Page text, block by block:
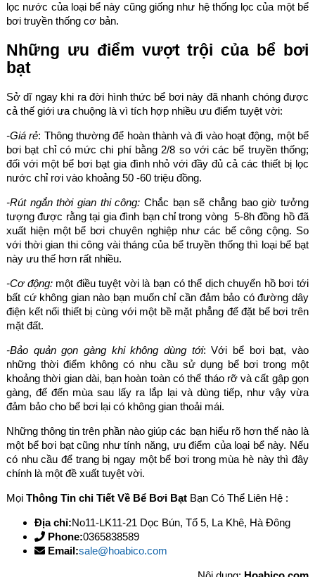
lọc nước của loại bể này cũng giống như hệ thống lọc của một bể
bơi truyền thống cơ bản.
Những ưu điểm vượt trội của bể bơi
bạt
Sở dĩ ngay khi ra đời hình thức bể bơi này đã nhanh chóng được
cả thế giới ưa chuộng là vì tích hợp nhiều ưu điểm tuyệt vời:
-Giá rẻ: Thông thường để hoàn thành và đi vào hoạt động, một bể
bơi bạt chỉ có mức chi phí bằng 2/8 so với các bể truyền thống;
đối với một bể bơi bạt gia đình nhỏ với đầy đủ cả các thiết bị lọc
nước chỉ rơi vào khoảng 50 -60 triệu đồng.
-Rút ngắn thời gian thi công: Chắc bạn sẽ chẳng bao giờ tưởng
tượng được rằng tại gia đình bạn chỉ trong vòng 5-8h đồng hồ đã
xuất hiện một bể bơi chuyên nghiệp như các bể công cộng. So
với thời gian thi công vài tháng của bể truyền thống thì loại bể bạt
này ưu thế hơn rất nhiều.
-Cơ động:một điều tuyệt vời là bạn có thể dịch chuyển hồ bơi tới
bất cứ không gian nào bạn muốn chỉ cần đảm bảo có đường dây
điện kết nối thiết bị cùng với một bề mặt phẳng để đặt bể bơi trên
mặt đất.
-Bảo quản gọn gàng khi không dùng tới: Với bể bơi bạt, vào
những thời điểm không có nhu cầu sử dụng bể bơi trong một
khoảng thời gian dài, bạn hoàn toàn có thể tháo rỡ và cất gập gọn
gàng, để đến mùa sau lấy ra lắp lại và dùng tiếp, như vậy vừa
đảm bảo cho bể bơi lại có không gian thoải mái.
Những thông tin trên phần nào giúp các bạn hiểu rõ hơn thế nào là
một bể bơi bạt cũng như tính năng, ưu điểm của loại bể này. Nếu
có nhu cầu để trang bị ngay một bể bơi trong mùa hè này thì đây
chính là một đề xuất tuyệt vời.
Mọi Thông Tin chi Tiết Về Bể Bơi BạtBạn Có Thể Liên Hệ :
Địa chỉ:No11-LK11-21 Dọc Bún, Tổ 5, La Khê, Hà Đông
Phone:0365838589
Email:sale@hoabico.com